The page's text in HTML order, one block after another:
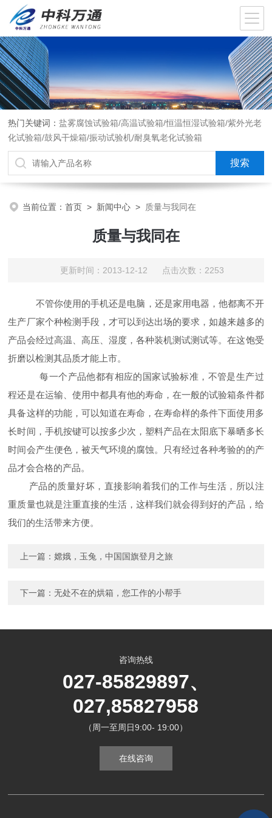
热门关键词：盐雾腐蚀试验箱/高温试验箱/恒温恒湿试验箱/紫外光老
化试验箱/鼓风干燥箱/振动试验机/耐臭氧老化试验箱
当前位置：首页 > 新闻中心 > 质量与我同在
质量与我同在
更新时间：2013-12-12 点击次数：2253
不管你使用的手机还是电脑，还是家用电器，他都离不开
生产厂家个种检测手段，才可以到达出场的要求，如越来越多的
产品会经过高温、高压、湿度，各种装机测试测试等。在这饱受
折磨以检测其品质才能上市。
每一个产品他都有相应的国家试验标准，不管是生产过
程还是在运输、使用中都具有他的寿命，在一般的试验箱条件都
具备这样的功能，可以知道在寿命，在寿命样的条件下面使用多
长时间，手机按键可以按多少次，塑料产品在太阳底下暴晒多长
时间会产生便色，被天气环境的腐蚀。只有经过各种考验的的产
品才会合格的产品。
产品的质量好坏，直接影响着我们的工作与生活，所以注
重质量也就是注重直接的生活，这样我们就会得到好的产品，给
我们的生活带来方便。
上一篇：嫦娥，玉兔，中国国旗登月之旅
下一篇：无处不在的烘箱，您工作的小帮手
咨询热线
027-85829897、
027,85827958
（周一至周日9:00- 19:00）
在线咨询